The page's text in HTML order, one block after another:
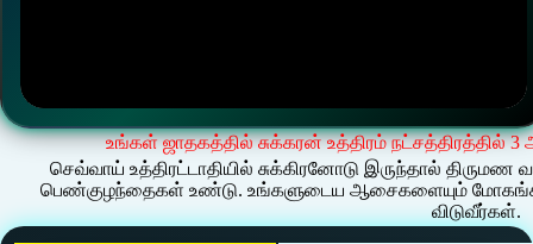
உங்கள் ஜாதகத்தில் சுக்கரன் உத்திரம் நட்சத்திரத்தில்
செவ்வாய் உத்திரட்டாதியில் சுக்கிரனோடு இருந்தால் திருமண
பெண்குழந்தைகள் உண்டு. உங்களுடைய ஆசைகளையும்
விடுவீர்கள்.